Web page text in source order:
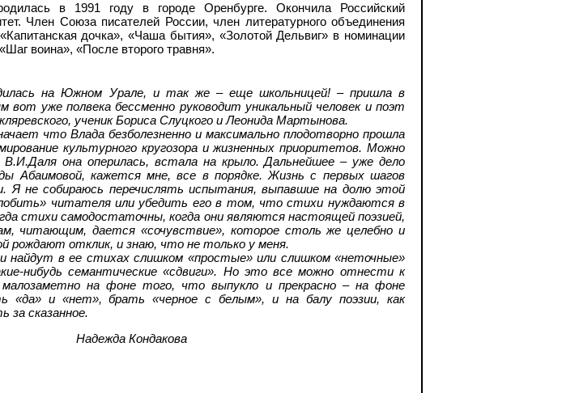
в 1991 году в городе Оренбурге. Окончила Российский
Член Союза писателей России, член литературного объединения
дочка», «Чаша бытия», «Золотой Дельвиг» в номинации
воина», «После второго травня».
на Южном Урале, и так же – еще школьницей! – пришла в
вот уже полвека бессменно руководит уникальный человек и поэт
ученик Бориса Слуцкого и Леонида Мартынова.
что Влада безболезненно и максимально плодотворно прошла
культурного кругозора и жизненных приоритетов. Можно
она оперилась, встала на крыло. Дальнейшее – уже дело
Абаимовой, кажется мне, все в порядке. Жизнь с первых шагов
Я не собираюсь перечислять испытания, выпавшие на долю этой
читателя или убедить его в том, что стихи нуждаются в
стихи самодостаточны, когда они являются настоящей поэзией,
читающим, дается «сочувствие», которое столь же целебно и
рождают отклик, и знаю, что не только у меня.
найдут в ее стихах слишком «простые» или слишком «неточные»
нибудь семантические «сдвиги». Но это все можно отнести к
на фоне того, что выпукло и прекрасно – на фоне
«да» и «нет», брать «черное с белым», и на балу поэзии, как
за сказанное.
Надежда Кондакова